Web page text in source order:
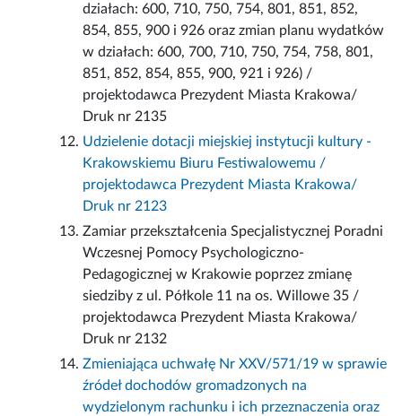
działach: 600, 710, 750, 754, 801, 851, 852,
854, 855, 900 i 926 oraz zmian planu wydatków
w działach: 600, 700, 710, 750, 754, 758, 801,
851, 852, 854, 855, 900, 921 i 926) /
projektodawca Prezydent Miasta Krakowa/
Druk nr 2135
Udzielenie dotacji miejskiej instytucji kultury -
Krakowskiemu Biuru Festiwalowemu /
projektodawca Prezydent Miasta Krakowa/
Druk nr 2123
Zamiar przekształcenia Specjalistycznej Poradni
Wczesnej Pomocy Psychologiczno-
Pedagogicznej w Krakowie poprzez zmianę
siedziby z ul. Półkole 11 na os. Willowe 35 /
projektodawca Prezydent Miasta Krakowa/
Druk nr 2132
Zmieniająca uchwałę Nr XXV/571/19 w sprawie
źródeł dochodów gromadzonych na
wydzielonym rachunku i ich przeznaczenia oraz